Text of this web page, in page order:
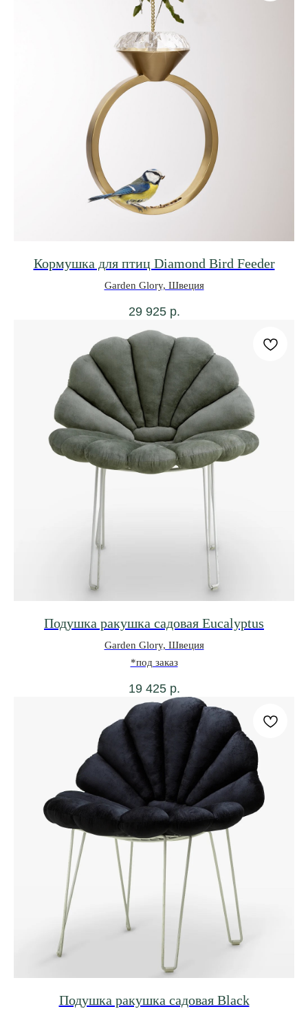
Кормушка для птиц Diamond Bird Feeder
Garden Glory, Швеция
29 925 р.
Подушка ракушка садовая Eucalyptus
Garden Glory, Швеция
*под заказ
19 425 р.
Подушка ракушка садовая Black
Политика конфиденциальности
© 2021-2026 Салон мебели и декора «Предметы»